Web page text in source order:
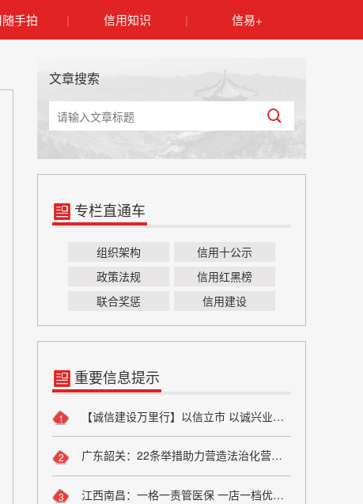
手拍 | 信用知识 | 信易+
文章搜索
专栏直通车
组织架构
信用十公示
政策法规
信用红黑榜
联合奖惩
信用建设
重要信息提示
【诚信建设万里行】以信立市 以诚兴业——方山县烟草专卖局诚信宣传
1
广东韶关：22条举措助力营造法治化营商环境
2
江西南昌：一格一责管医保 一店一档优服务
3